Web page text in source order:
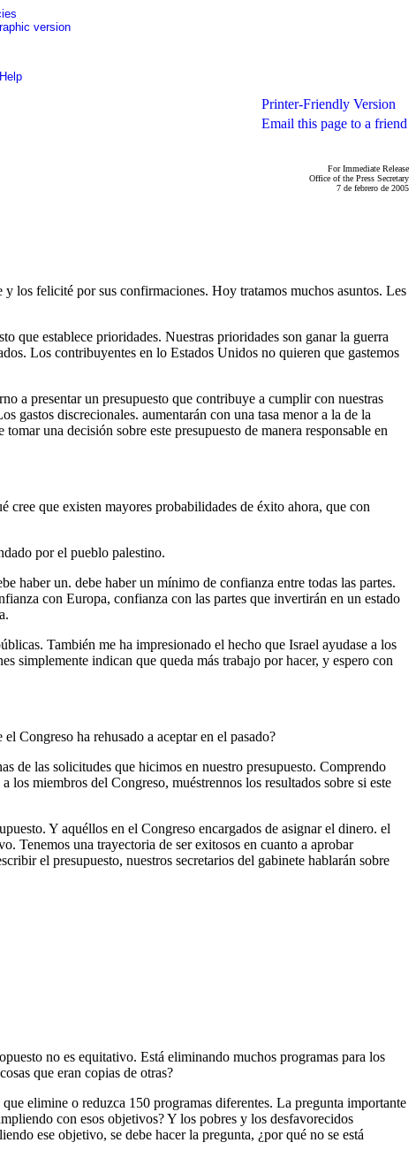
version
Help
Printer-Friendly Version
Email this page to a friend
For Immediate Release
Office of the Press Secretary
7 de febrero de 2005
los felicité por sus confirmaciones. Hoy tratamos muchos asuntos. Les
que establece prioridades. Nuestras prioridades son ganar la guerra
Los contribuyentes en lo Estados Unidos no quieren que gastemos
a presentar un presupuesto que contribuye a cumplir con nuestras
gastos discrecionales. aumentarán con una tasa menor a la de la
una decisión sobre este presupuesto de manera responsable en
cree que existen mayores probabilidades de éxito ahora, que con
por el pueblo palestino.
haber un. debe haber un mínimo de confianza entre todas las partes.
con Europa, confianza con las partes que invertirán en un estado
También me ha impresionado el hecho que Israel ayudase a los
simplemente indican que queda más trabajo por hacer, y espero con
Congreso ha rehusado a aceptar en el pasado?
de las solicitudes que hicimos en nuestro presupuesto. Comprendo
los miembros del Congreso, muéstrennos los resultados sobre si este
Y aquéllos en el Congreso encargados de asignar el dinero. el
Tenemos una trayectoria de ser exitosos en cuanto a aprobar
el presupuesto, nuestros secretarios del gabinete hablarán sobre
no es equitativo. Está eliminando muchos programas para los
que eran copias de otras?
elimine o reduzca 150 programas diferentes. La pregunta importante
con esos objetivos? Y los pobres y los desfavorecidos
ese objetivo, se debe hacer la pregunta, ¿por qué no se está